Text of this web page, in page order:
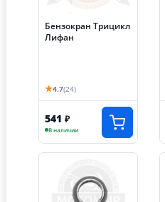
Бензокран Трицикл
Лифан
★4.7(24)
541 ₽
В наличии